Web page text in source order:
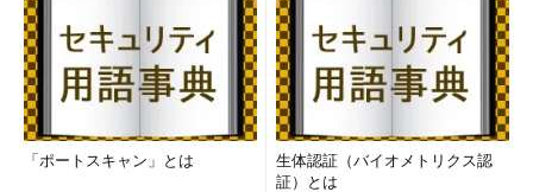
「ポートスキャン」とは
生体認証（バイオメトリクス認
証）とは